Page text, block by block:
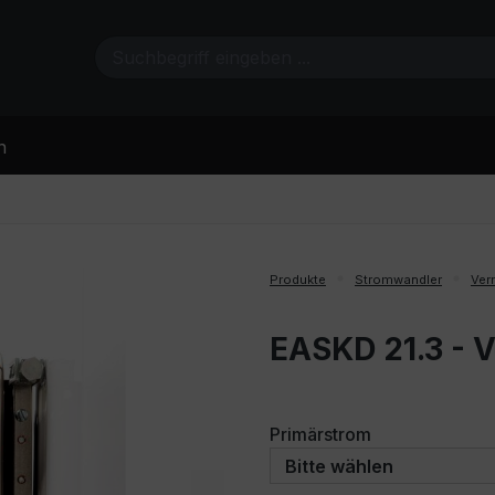
Produkte Stromwandler
EASKD 21.3 -
Primärstrom